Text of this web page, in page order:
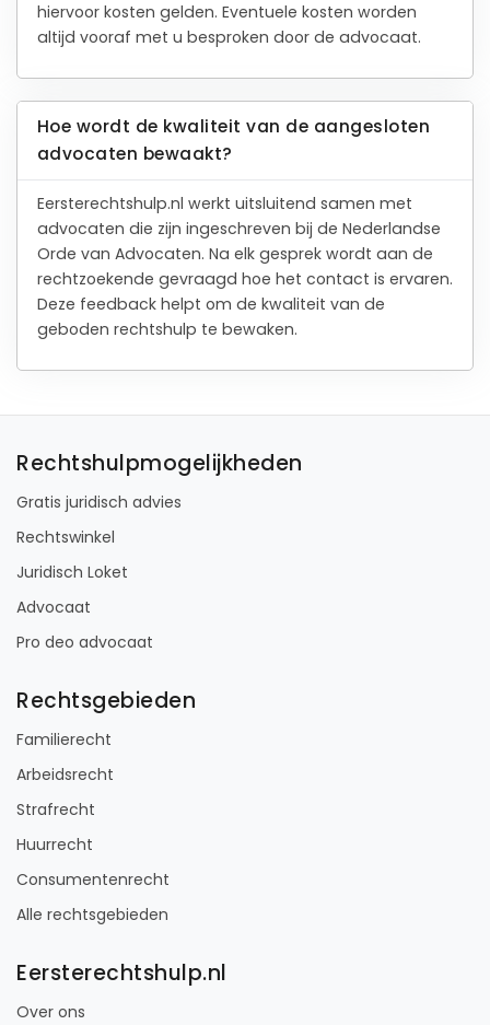
hiervoor kosten gelden. Eventuele kosten worden
altijd vooraf met u besproken door de advocaat.
Hoe wordt de kwaliteit van de aangesloten
advocaten bewaakt?
Eersterechtshulp.nl werkt uitsluitend samen met
advocaten die zijn ingeschreven bij de Nederlandse
Orde van Advocaten. Na elk gesprek wordt aan de
rechtzoekende gevraagd hoe het contact is ervaren.
Deze feedback helpt om de kwaliteit van de
geboden rechtshulp te bewaken.
Rechtshulpmogelijkheden
Gratis juridisch advies
Rechtswinkel
Juridisch Loket
Advocaat
Pro deo advocaat
Rechtsgebieden
Familierecht
Arbeidsrecht
Strafrecht
Huurrecht
Consumentenrecht
Alle rechtsgebieden
Eersterechtshulp.nl
Over ons